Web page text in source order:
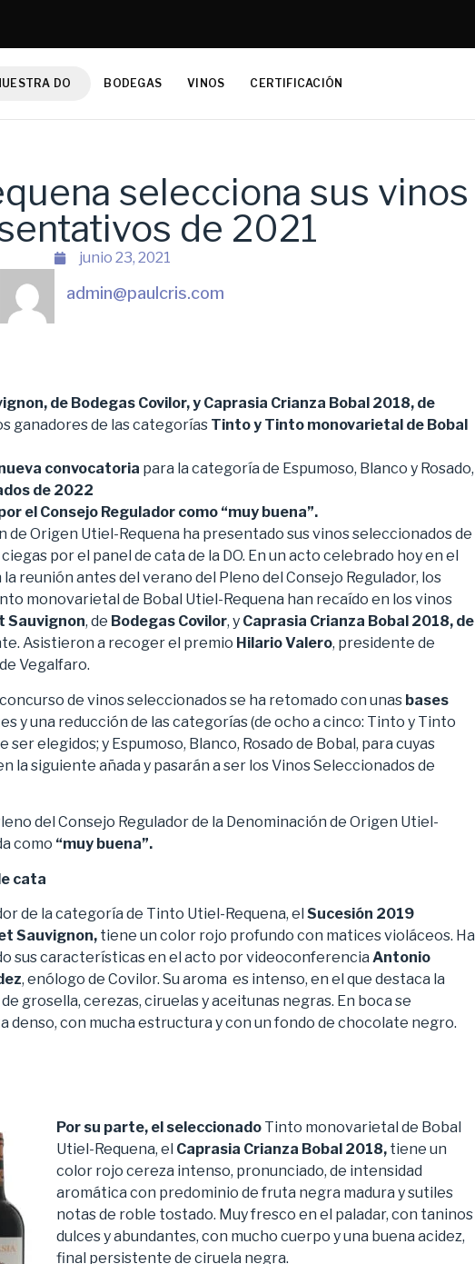
DO BODEGAS VINOS CERTIFICACIÓN
selecciona sus vinos
de 2021
junio 23, 2021
admin@paulcris.com
de Bodegas Covilor, y Caprasia Crianza Bobal 2018, de
ganadores de las categorías Tinto y Tinto monovarietal de Bobal
convocatoria para la categoría de Espumoso, Blanco y Rosado,
de 2022
el Consejo Regulador como “muy buena”.
de Origen Utiel-Requena ha presentado sus vinos seleccionados de
por el panel de cata de la DO. En un acto celebrado hoy en el
reunión antes del verano del Pleno del Consejo Regulador, los
monovarietal de Bobal Utiel-Requena han recaído en los vinos
Sauvignon, de Bodegas Covilor, y Caprasia Crianza Bobal 2018, de
Asistieron a recoger el premio Hilario Valero, presidente de
Vegalfaro.
de vinos seleccionados se ha retomado con unas bases
y una reducción de las categorías (de ocho a cinco: Tinto y Tinto
elegidos; y Espumoso, Blanco, Rosado de Bobal, para cuyas
la siguiente añada y pasarán a ser los Vinos Seleccionados de
del Consejo Regulador de la Denominación de Origen Utiel-
como “muy buena”.
cata
de la categoría de Tinto Utiel-Requena, el Sucesión 2019
Sauvignon, tiene un color rojo profundo con matices violáceos. Ha
sus características en el acto por videoconferencia Antonio
, enólogo de Covilor. Su aroma es intenso, en el que destaca la
grosella, cerezas, ciruelas y aceitunas negras. En boca se
denso, con mucha estructura y con un fondo de chocolate negro.
Por su parte, el seleccionado Tinto monovarietal de Bobal
Utiel-Requena, el Caprasia Crianza Bobal 2018, tiene un
color rojo cereza intenso, pronunciado, de intensidad
aromática con predominio de fruta negra madura y sutiles
notas de roble tostado. Muy fresco en el paladar, con taninos
dulces y abundantes, con mucho cuerpo y una buena acidez,
final persistente de ciruela negra.